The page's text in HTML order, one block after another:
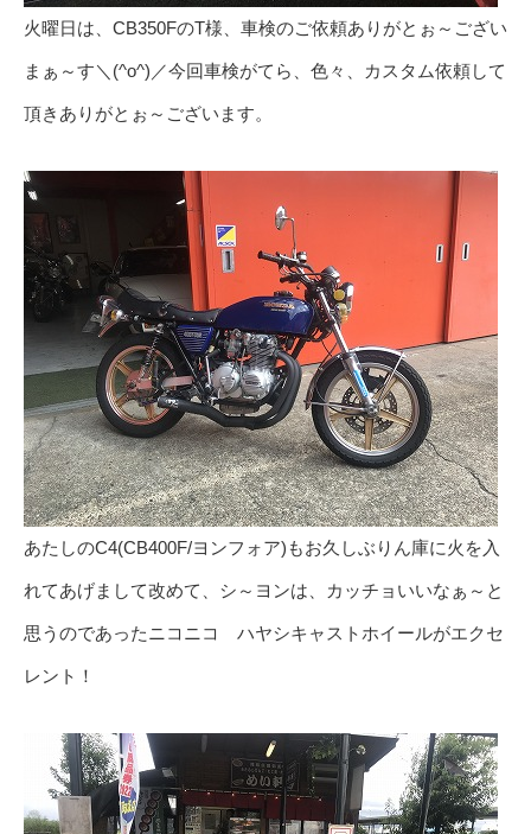
火曜日は、CB350FのT様、車検のご依頼ありがとぉ～ござい
まぁ～す＼(^o^)／今回車検がてら、色々、カスタム依頼して
頂きありがとぉ～ございます。
あたしのC4(CB400F/ヨンフォア)もお久しぶりん庫に火を入
れてあげまして改めて、シ～ヨンは、カッチョいいなぁ～と
思うのであったニコニコ ハヤシキャストホイールがエクセ
レント！